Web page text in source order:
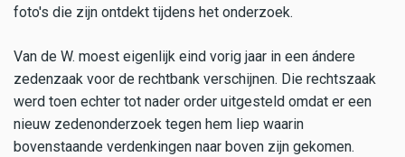
foto's die zijn ontdekt tijdens het onderzoek.
Van de W. moest eigenlijk eind vorig jaar in een ándere
zedenzaak voor de rechtbank verschijnen. Die rechtszaak
werd toen echter tot nader order uitgesteld omdat er een
nieuw zedenonderzoek tegen hem liep waarin
bovenstaande verdenkingen naar boven zijn gekomen.